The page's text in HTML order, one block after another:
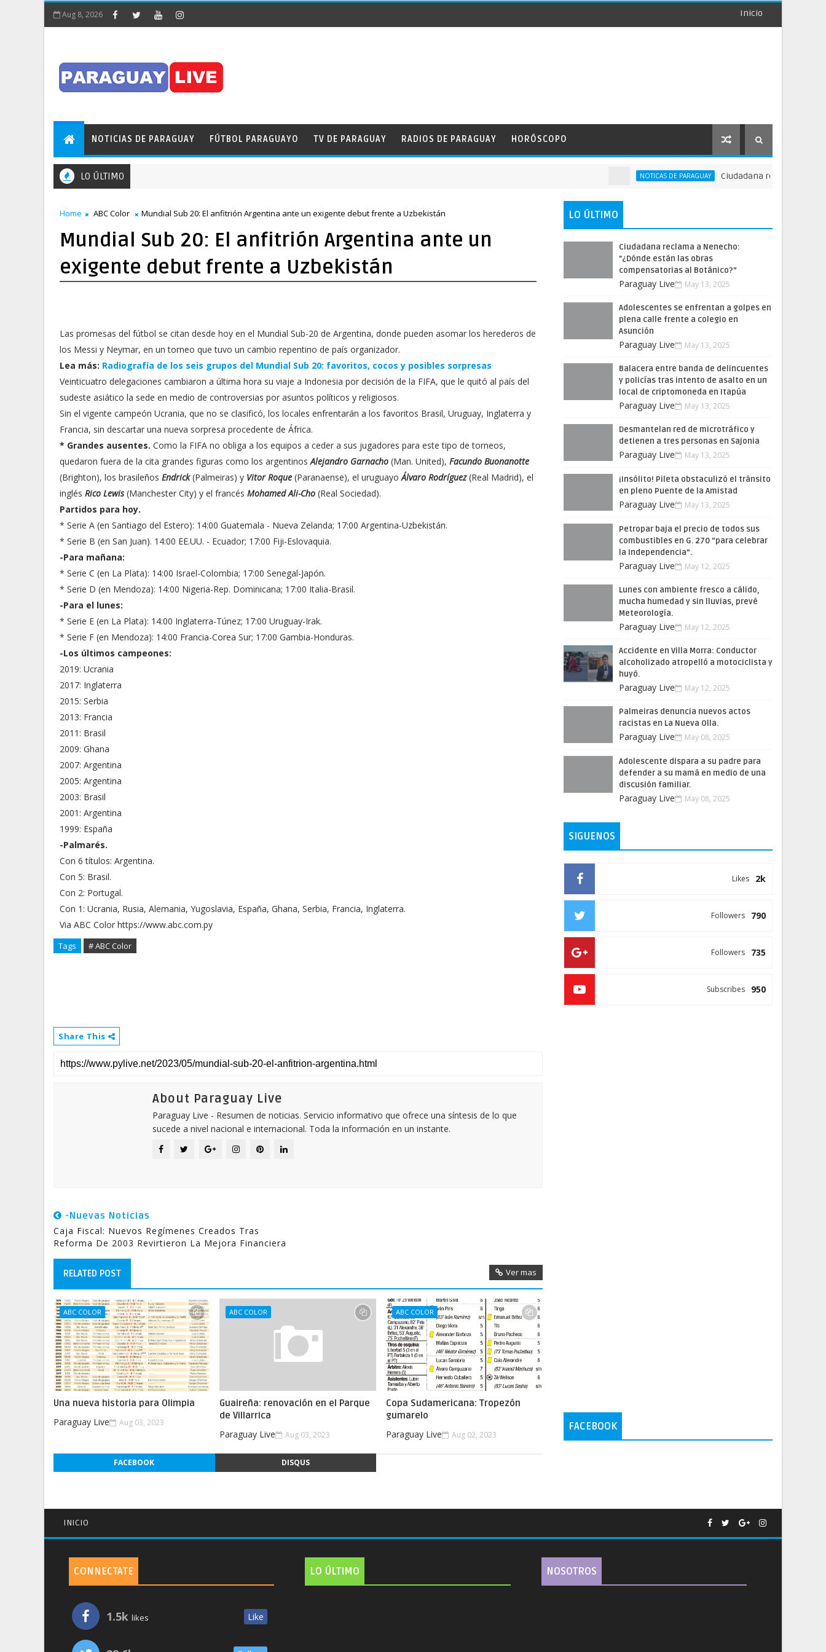
Aug 8, 2026 Inicio
NOTICIAS DE PARAGUAY FÚTBOL PARAGUAYO TV DE PARAGUAY RADIOS DE PARAGUAY HORÓSCOPO
LO ÚLTIMO NOTICAS DE PARAGUAY Ciudadana reclama a
Home ABC Color Mundial Sub 20: El anfitrión Argentina ante un exigente debut frente a Uzbekistán
Mundial Sub 20: El anfitrión Argentina ante un
exigente debut frente a Uzbekistán
Las promesas del fútbol se citan desde hoy en el Mundial Sub-20 de Argentina, donde pueden asomar los herederos de
los Messi y Neymar, en un torneo que tuvo un cambio repentino de país organizador.
Lea más: Radiografía de los seis grupos del Mundial Sub 20: favoritos, cocos y posibles sorpresas
Veinticuatro delegaciones cambiaron a última hora su viaje a Indonesia por decisión de la FIFA, que le quitó al país del
sudeste asiático la sede en medio de controversias por asuntos políticos y religiosos.
Sin el vigente campeón Ucrania, que no se clasificó, los locales enfrentarán a los favoritos Brasil, Uruguay, Inglaterra y
Francia, sin descartar una nueva sorpresa procedente de África.
* Grandes ausentes. Como la FIFA no obliga a los equipos a ceder a sus jugadores para este tipo de torneos,
quedaron fuera de la cita grandes figuras como los argentinosAlejandro Garnacho (Man. United), Facundo Buonanotte
(Brighton), los brasileños Endrick(Palmeiras) y Vitor Roque (Paranaense), el uruguayoÁlvaro Rodríguez(Real Madrid), el
inglés Rico Lewis(Manchester City) y el francés Mohamed Ali-Cho (Real Sociedad).
Partidos para hoy.
* Serie A (en Santiago del Estero): 14:00 Guatemala - Nueva Zelanda; 17:00 Argentina-Uzbekistán.
* Serie B (en San Juan). 14:00 EE.UU. - Ecuador; 17:00 Fiji-Eslovaquia.
-Para mañana:
* Serie C (en La Plata): 14:00 Israel-Colombia; 17:00 Senegal-Japón.
* Serie D (en Mendoza): 14:00 Nigeria-Rep. Dominicana; 17:00 Italia-Brasil.
-Para el lunes:
* Serie E (en La Plata): 14:00 Inglaterra-Túnez; 17:00 Uruguay-Irak.
* Serie F (en Mendoza): 14:00 Francia-Corea Sur; 17:00 Gambia-Honduras.
-Los últimos campeones:
2019: Ucrania
2017: Inglaterra
2015: Serbia
2013: Francia
2011: Brasil
2009: Ghana
2007: Argentina
2005: Argentina
2003: Brasil
2001: Argentina
1999: España
-Palmarés.
Con 6 títulos: Argentina.
Con 5: Brasil.
Con 2: Portugal.
Con 1: Ucrania, Rusia, Alemania, Yugoslavia, España, Ghana, Serbia, Francia, Inglaterra.
Via ABC Color https://www.abc.com.py
Tags # ABC Color
Share This
About Paraguay Live
Paraguay Live - Resumen de noticias. Servicio informativo que ofrece una síntesis de lo que
sucede a nivel nacional e internacional. Toda la información en un instante.
-Nuevas Noticias
Caja Fiscal: Nuevos Regímenes Creados Tras
Reforma De 2003 Revirtieron La Mejora Financiera
RELATED POST Ver mas
ABC COLOR
Una nueva historia para Olimpia
Paraguay Live Aug 03, 2023
ABC COLOR
Guaireña: renovación en el Parque
de Villarrica
Paraguay Live Aug 03, 2023
ABC COLOR
Copa Sudamericana: Tropezón
gumarelo
Paraguay Live Aug 02, 2023
FACEBOOK DISQUS
LO ÚLTIMO
Ciudadana reclama a Nenecho:
"¿Dónde están las obras
compensatorias al Botánico?”
Paraguay Live May 13, 2025
Adolescentes se enfrentan a golpes en
plena calle frente a colegio en
Asunción
Paraguay Live May 13, 2025
Balacera entre banda de delincuentes
y policías tras intento de asalto en un
local de criptomoneda en Itapúa
Paraguay Live May 13, 2025
Desmantelan red de microtráfico y
detienen a tres personas en Sajonia
Paraguay Live May 13, 2025
¡Insólito! Pileta obstaculizó el tránsito
en pleno Puente de la Amistad
Paraguay Live May 13, 2025
Petropar baja el precio de todos sus
combustibles en G. 270 “para celebrar
la Independencia”.
Paraguay Live May 12, 2025
Lunes con ambiente fresco a cálido,
mucha humedad y sin lluvias, prevé
Meteorología.
Paraguay Live May 12, 2025
Accidente en Villa Morra: Conductor
alcoholizado atropelló a motociclista y
huyó.
Paraguay Live May 12, 2025
Palmeiras denuncia nuevos actos
racistas en La Nueva Olla.
Paraguay Live May 08, 2025
Adolescente dispara a su padre para
defender a su mamá en medio de una
discusión familiar.
Paraguay Live May 08, 2025
SIGUENOS
2k
Likes
790
Followers
735
Followers
950
Subscribes
FACEBOOK
INICIO
CONNECTATE
1.5k likes Like
LO ÚLTIMO NOSOTROS